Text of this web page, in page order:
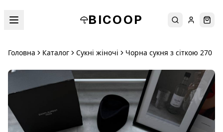
BICOOP ПошукУвійти
Головна Каталог Сукні жіночі Чорна сукня з сіткою 270